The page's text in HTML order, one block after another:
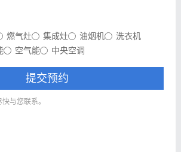
燃气灶 集成灶 油烟机
洗衣机
空气能 中央空调
提交预约
与您联系。